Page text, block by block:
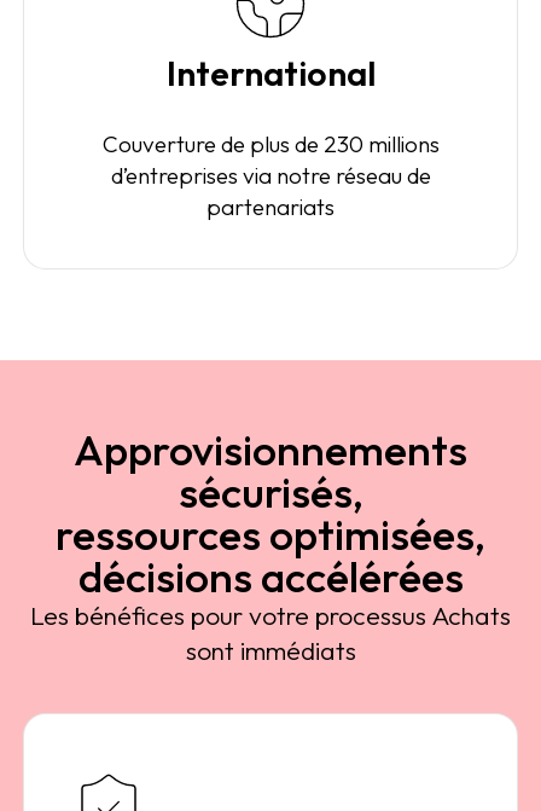
International
Couverture de plus de 230 millions
d’entreprises via notre réseau de
partenariats
Approvisionnements
sécurisés,
ressources optimisées,
décisions accélérées
Les bénéfices pour votre processus Achats
sont immédiats